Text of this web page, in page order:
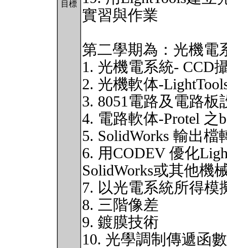
目標
實習與作業
第二學期為：光機電
1. 光機電系統- CCD
2. 光機軟体-
3. 8051電路及電路板
4. 電路軟体-Protel 之
5. SolidWorks 輸出檔
6. 用CODEV 優化
SolidWorks或其他機
7. 以光電系統所得模
8. 三階像差
9. 鍍膜技術
10. 光學調制傳遞函數